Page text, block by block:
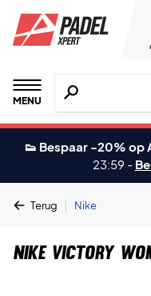
MENU
Zoeken naar
👟 Bespaar -20% op
23:59 -
Terug | Nike
Nike Victory